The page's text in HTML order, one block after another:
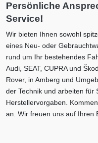
Persönliche
Service!
Wir bieten Ihnen sowohl
eines Neu- oder
rund um Ihr bestehendes
Audi, SEAT, CUPRA und
Rover, in Amberg und
der Technik und arbeiten für
Herstellervorgaben.
an. Wir freuen uns auf Ihren